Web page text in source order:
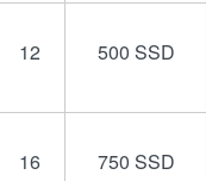
12 500 SSD
16 750 SSD